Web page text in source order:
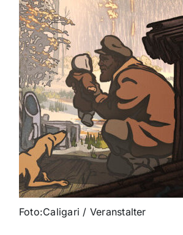
Gewinnspiele
Foto:Caligari / Veranstalter